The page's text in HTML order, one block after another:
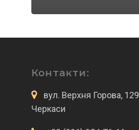
Контакти:
вул. Верхня Горова, 129
Черкаси